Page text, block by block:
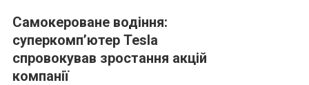
Самокероване водіння:
суперкомп’ютер Tesla
спровокував зростання акцій
компанії